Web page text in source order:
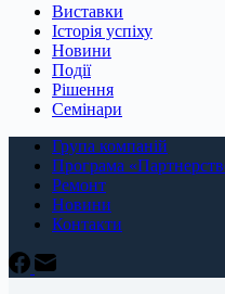
Виставки
Історія успіху
Новини
Події
Рішення
Семінари
Група компаній
Програма
Ремонт
Новини
Контакти